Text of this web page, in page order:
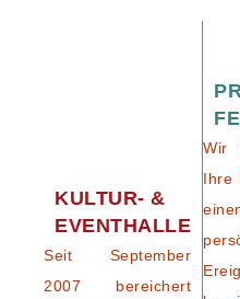
KULTUR- &
EVENTHALLE
Seit September
2007 bereichert
Wir
Ihre